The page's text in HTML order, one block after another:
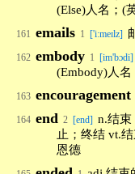
(Else)人名；(
161 emails 1 ['iːmeɪlz]
162 embody 1 [im'bɔdi]
(Embody)人
163 encouragement
164 end 2 [end] n.结束
止；终结 vt.
恩德